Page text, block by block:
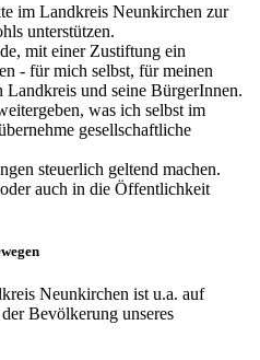
im Landkreis Neunkirchen zur
unterstützen.
mit einer Zustiftung ein
- für mich selbst, für meinen
Landkreis und seine BürgerInnen.
was ich selbst im
gesellschaftliche
steuerlich geltend machen.
auch in die Öffentlichkeit
Neunkirchen ist u.a. auf
Bevölkerung unseres